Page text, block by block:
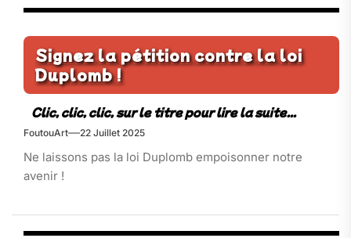
Signez la pétition contre la loi
Duplomb !
FoutouArt 22 Juillet 2025
Ne laissons pas la loi Duplomb empoisonner notre
avenir !